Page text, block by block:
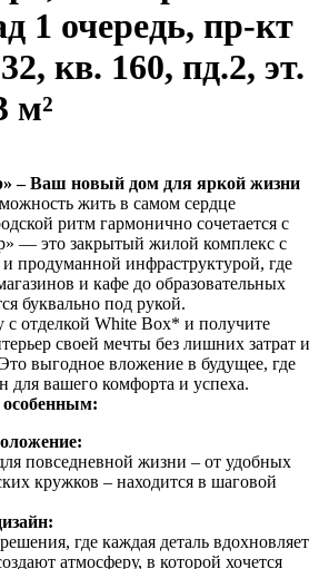
1 очередь, пр-кт
кв. 160, пд.2, эт.
м²
– Ваш новый дом для яркой жизни
жить в самом сердце
ритм гармонично сочетается с
— это закрытый жилой комплекс с
продуманной инфраструктурой, где
и кафе до образовательных
буквально под рукой.
с отделкой White Box* и получите
своей мечты без лишних затрат и
выгодное вложение в будущее, где
для вашего комфорта и успеха.
особенным:
повседневной жизни – от удобных
кружков – находится в шаговой
где каждая деталь вдохновляет
атмосферу, в которой хочется